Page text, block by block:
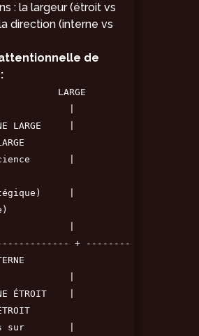
: la largeur (étroit vs
direction (interne vs
de
LARGE |
|
|
------------- + --------
ÉTROIT |
sur |